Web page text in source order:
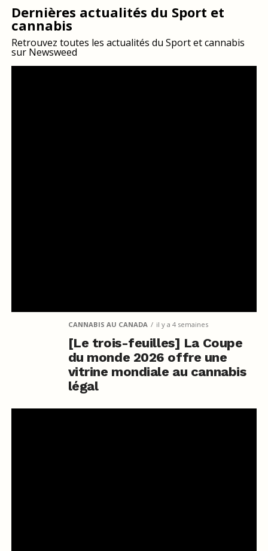
Dernières actualités du Sport et
cannabis
Retrouvez toutes les actualités du Sport et cannabis
sur Newsweed
CANNABIS AU CANADA il y a 4 semaines
[Le trois-feuilles] La Coupe
du monde 2026 offre une
vitrine mondiale au cannabis
légal